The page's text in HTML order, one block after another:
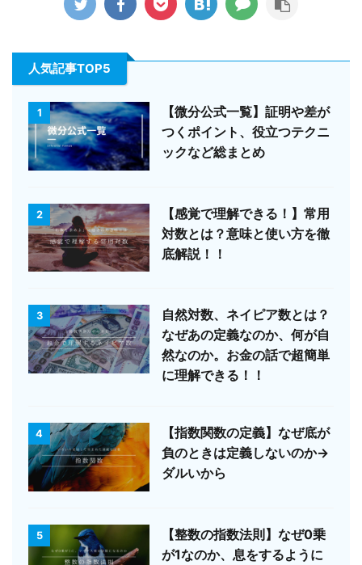
人気記事TOP5
1
【微分公式一覧】証明や差が
つくポイント、役立つテクニ
ックなど総まとめ
2
【感覚で理解できる！】常用
対数とは？意味と使い方を徹
底解説！！
3
自然対数、ネイピア数とは？
なぜあの定義なのか、何が自
然なのか。お金の話で超簡単
に理解できる！！
4
【指数関数の定義】なぜ底が
負のときは定義しないのか→
ダルいから
5
【整数の指数法則】なぜ0乗
が1なのか、息をするように